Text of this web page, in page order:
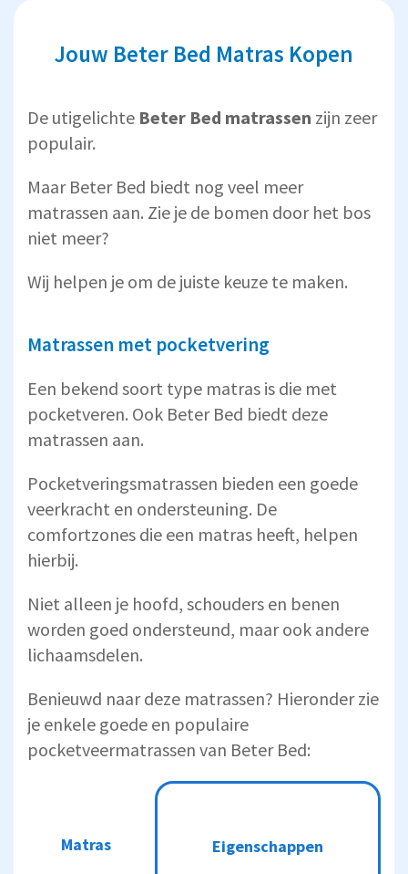
Jouw Beter Bed Matras Kopen
De utigelichte Beter Bed matrassen zijn zeer
populair.
Maar Beter Bed biedt nog veel meer
matrassen aan. Zie je de bomen door het bos
niet meer?
Wij helpen je om de juiste keuze te maken.
Matrassen met pocketvering
Een bekend soort type matras is die met
pocketveren. Ook Beter Bed biedt deze
matrassen aan.
Pocketveringsmatrassen bieden een goede
veerkracht en ondersteuning. De
comfortzones die een matras heeft, helpen
hierbij.
Niet alleen je hoofd, schouders en benen
worden goed ondersteund, maar ook andere
lichaamsdelen.
Benieuwd naar deze matrassen? Hieronder zie
je enkele goede en populaire
pocketveermatrassen van Beter Bed:
Matras Eigenschappen
Eigenschappen
Matras